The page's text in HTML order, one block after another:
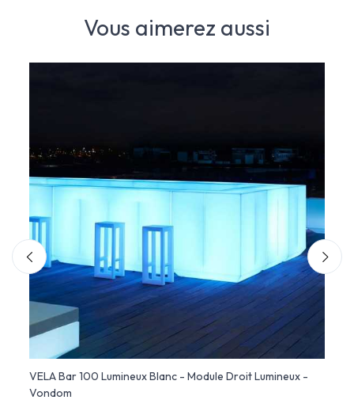
Vous aimerez aussi
VELA Bar 100 Lumineux Blanc - Module Droit Lumineux -
Vondom